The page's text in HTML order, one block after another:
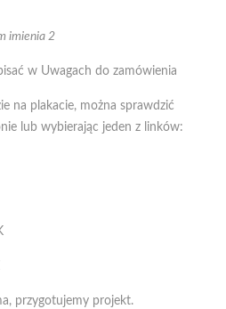
imienia 2
w Uwagach do zamówienia
na plakacie, można sprawdzić
lub wybierając jeden z linków:
przygotujemy projekt.